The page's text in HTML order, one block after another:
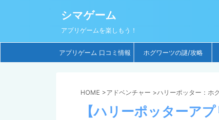
シマゲーム
アプリゲームを楽しもう！
アプリゲーム 口コミ情報 ホグワーツの謎/攻略
HOME >アドベンチャー >ハリーポッター：ホ
【ハリーポッターア